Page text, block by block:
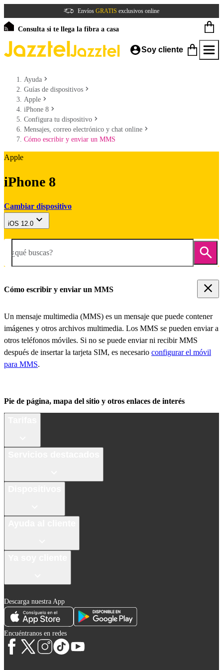
Envíos GRATIS exclusivos online
Consulta si te llega la fibra a casa
Soy cliente
Ayuda
Guías de dispositivos
Apple
iPhone 8
Configura tu dispositivo
Mensajes, correo electrónico y chat online
Cómo escribir y enviar un MMS
Apple
iPhone 8
Cambiar dispositivo
iOS 12.0
¿qué buscas?
Cómo escribir y enviar un MMS
Un mensaje multimedia (MMS) es un mensaje que puede contener
imágenes y otros archivos multimedia. Los MMS se pueden enviar a
otros teléfonos móviles. Si no se puede enviar ni recibir MMS
después de insertar la tarjeta SIM, es necesario configurar el móvil
para MMS.
Pie de página, mapa del sitio y otros enlaces de interés
Descarga nuestra App
Encuéntranos en redes